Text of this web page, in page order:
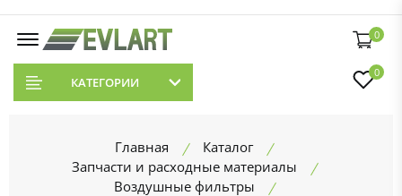
0
КАТЕГОРИИ
0
Главная
Каталог
Запчасти и расходные материалы
Воздушные фильтры